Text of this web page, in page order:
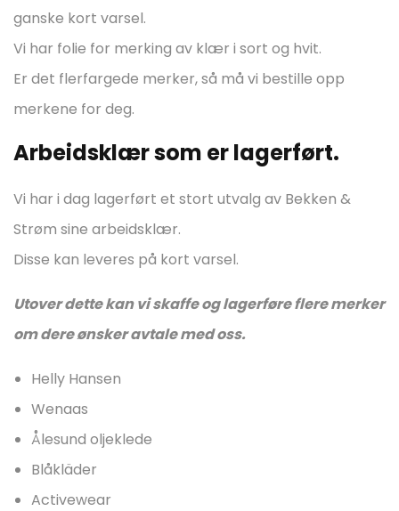
ganske kort varsel.
Vi har folie for merking av klær i sort og hvit.
Er det flerfargede merker, så må vi bestille opp
merkene for deg.
Arbeidsklær som er lagerført.
Vi har i dag lagerført et stort utvalg av Bekken &
Strøm sine arbeidsklær.
Disse kan leveres på kort varsel.
Utover dette kan vi skaffe og lagerføre flere merker
om dere ønsker avtale med oss.
Helly Hansen
Wenaas
Ålesund oljeklede
Blåkläder
Activewear